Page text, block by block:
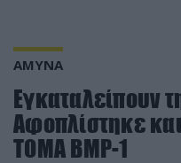
ΑΜΥΝΑ
Εγκαταλείπουν
Αφοπλίστηκε
ΤΟΜΑ BMP-1